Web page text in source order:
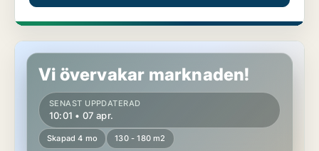
Restaurang i Västerås
Vi övervakar marknaden!
SENAST UPPDATERAD
10:01 • 07 apr.
Skapad 4 mo 130 - 180 m2